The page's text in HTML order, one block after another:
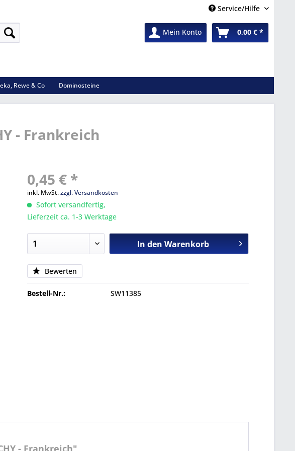
Service/Hilfe
Mein Konto 0,00 € *
Rewe & Co Dominosteine
- Frankreich
0,45 € *
inkl. MwSt.zzgl. Versandkosten
Sofort versandfertig,
Lieferzeit ca. 1-3 Werktage
In den Warenkorb
Bewerten
Bestell-Nr.: SW11385
- Frankreich"